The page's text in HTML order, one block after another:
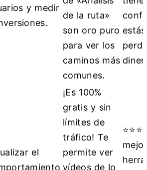
y medir
de la ruta»
son oro puro
para ver los
caminos más
comunes.
estás
el
¡Es 100%
gratis y sin
límites de
tráfico! Te
permite ver
vídeos de lo
mejor